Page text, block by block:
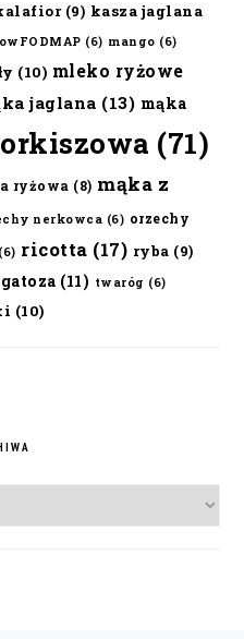
(9) kasza jaglana
(6) mango (6)
(10) mleko ryżowe
jaglana (13) mąka
(71)
ryżowa (8) mąka z
nerkowca (6) orzechy
(6) ricotta (17) ryba (9)
(11) twaróg (6)
(10)